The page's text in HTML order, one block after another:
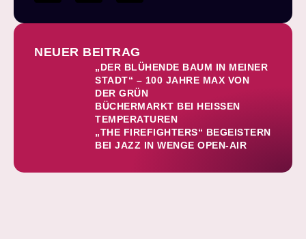
NEUER BEITRAG
„DER BLÜHENDE BAUM IN MEINER
STADT“ – 100 JAHRE MAX VON
DER GRÜN
BÜCHERMARKT BEI HEISSEN T
EMPERATUREN
„THE FIREFIGHTERS“ BEGEISTERN
BEI JAZZ IN WENGE OPEN-AIR